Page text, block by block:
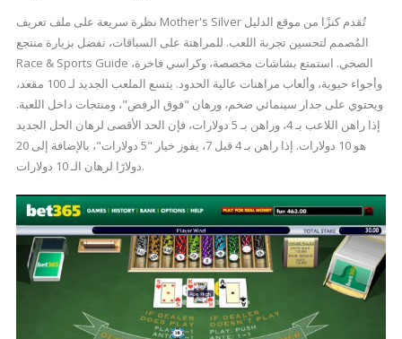
نظرة سريعة على ملف تعريف Mother's Silver تُقدم كنزًا من موقع الدليل
المُصمم لتحسين تجربة اللعب. للمراهنة على السباقات، تفضل بزيارة منتجع
Race & Sports Guide الصحي. استمتع بشاشات مخصصة، وكراسي فاخرة،
وأجواء حيوية، وألعاب مراهنات عالية الحدود. يتسع الملعب الجديد لـ 100 مقعد،
ويحتوي على جدار سينمائي ضخم، ورهان "فوق الرفض"، ومنتجات داخل اللعبة.
إذا راهن اللاعب بـ 4، وراهن بـ 5 دولارات، فإن الحد الأقصى لرهان الحل الجديد
هو 10 دولارات. إذا راهن بـ 4 قبل 7، يفوز خيار "5 دولارات"، بالإضافة إلى 20
دولارًا لرهان الـ 10 دولارات.